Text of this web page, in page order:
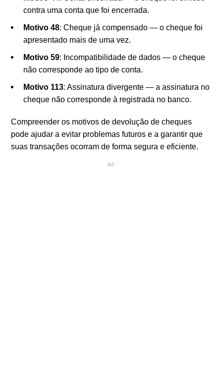
contra uma conta que foi encerrada.
Motivo 48: Cheque já compensado — o cheque foi
apresentado mais de uma vez.
Motivo 59: Incompatibilidade de dados — o cheque
não corresponde ao tipo de conta.
Motivo 113: Assinatura divergente — a assinatura no
cheque não corresponde à registrada no banco.
Compreender os motivos de devolução de cheques
pode ajudar a evitar problemas futuros e a garantir que
suas transações ocorram de forma segura e eficiente.
Ad